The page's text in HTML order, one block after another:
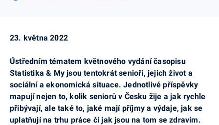
23. května 2022
Ústředním tématem květnového vydání časopisu
Statistika & My jsou tentokrát senioři, jejich život a
sociální a ekonomická situace. Jednotlivé příspěvky
mapují nejen to, kolik seniorů v Česku žije a jak rychle
přibývají, ale také to, jaké mají příjmy a výdaje, jak se
uplatňují na trhu práce či jak jsou na tom se zdravím.